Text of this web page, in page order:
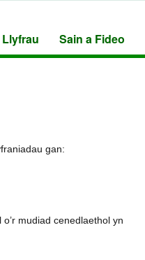
Llyfrau Sain a Fideo
gan:
mudiad cenedlaethol yn